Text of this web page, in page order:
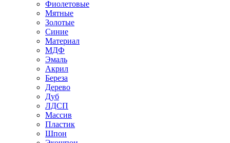
Фиолетовые
Мятные
Золотые
Синие
Материал
МДФ
Эмаль
Акрил
Береза
Дерево
Дуб
ЛДСП
Массив
Пластик
Шпон